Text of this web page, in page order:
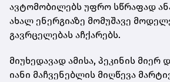
ავტომობილებს უფრო სწრაფად
ახალ ენერგიაზე მომუშავე
გავრცელებას აჩქარებს.
მიუხედავად ამისა, პეკინის მიერ
იანი მაჩვენებლის მიღწევა